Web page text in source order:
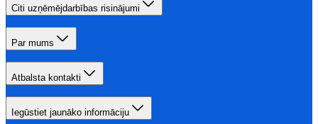
Citi uzņēmējdarbības risinājumi
Par mums
Atbalsta kontakti
Iegūstiet jaunāko informāciju